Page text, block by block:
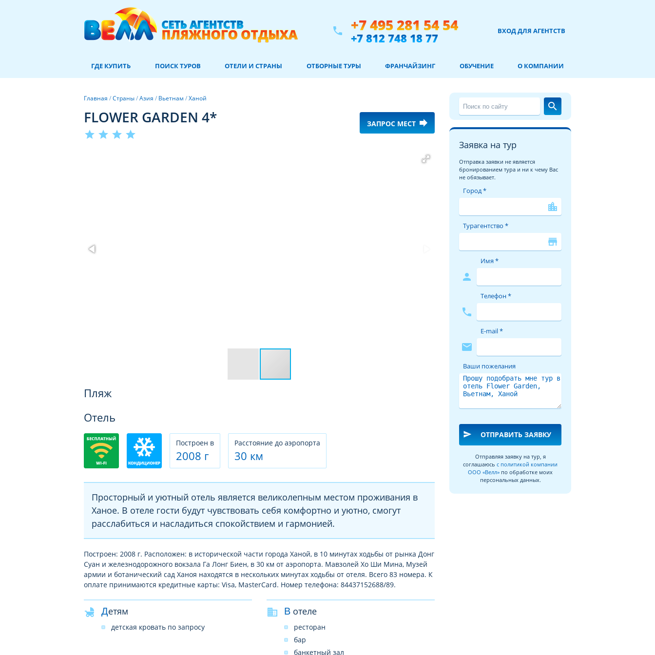
phone +7 495 281 54 54
+7 812 748 18 77 ВХОД ДЛЯ АГЕНТСТВ
ГДЕ КУПИТЬ ПОИСК ТУРОВ ОТЕЛИ И СТРАНЫ ОТБОРНЫЕ ТУРЫ ФРАНЧАЙЗИНГ ОБУЧЕНИЕ О КОМПАНИИ
Главная /Страны/Азия / Вьетнам /Ханой
FLOWER GARDEN 4*
star star star star
ЗАПРОС МЕСТ forward
Пляж
Отель
Построен в
2008 г
Расстояние до аэропорта
30 км
Просторный и уютный отель является великолепным местом проживания в
Ханое. В отеле гости будут чувствовать себя комфортно и уютно, смогут
расслабиться и насладиться спокойствием и гармонией.
Построен: 2008 г. Расположен: в исторической части города Ханой, в 10 минутах ходьбы от рынка Донг
Суан и железнодорожного вокзала Га Лонг Биен, в 30 км от аэропорта. Мавзолей Хо Ши Мина, Музей
армии и ботанический сад Ханоя находятся в нескольких минутах ходьбы от отеля. Всего 83 номера. К
оплате принимаются кредитные карты: Visa, MasterCard. Номер телефона: 84437152688/89.
Детям
детская кровать по запросу
В отеле
ресторан
бар
банкетный зал
search
Заявка на тур
Отправка заявки не является
бронированием тура и ни к чему Вас
не обязывает.
Город *
location_city
Турагентство *
store
person
Имя *
phone
Телефон *
mail
E-mail *
Ваши пожелания
send ОТПРАВИТЬ ЗАЯВКУ
Отправляя заявку на тур, я
соглашаюсь с политикой компании
ООО «Велл» по обработке моих
персональных данных.